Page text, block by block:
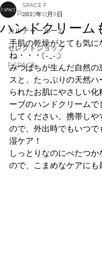
All Posts
カルチャールーム
セレクトショップ
F.SPACE
ハンドクリーム
SPACE F
2022年12月9日
手肌の乾燥がとても気に
ね・・・(-_-;)
みつばちが生んだ自然の
スと、たっぷりの天然ハ
られたお肌にやさしい
ーブのハンドクリーム
してください。携帯し
ので、外出時でもいつで
湿ケア！
しっとりなのにべたつ
ので、こまめなケアにも